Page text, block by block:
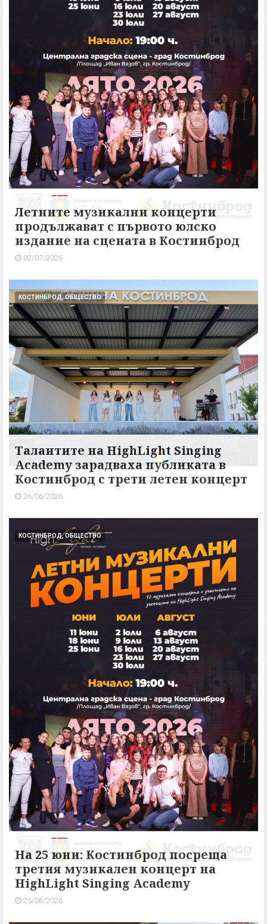
Летните музикални концерти
продължават с първото юлско
издание на сцената в Костинброд
02/07/2026
КОСТИНБРОД, ОБЩЕСТВО
Талантите на HighLight Singing
Academy зарадваха публиката в
Костинброд с трети летен концерт
26/06/2026
КОСТИНБРОД, ОБЩЕСТВО
На 25 юни: Костинброд посреща
третия музикален концерт на
HighLight Singing Academy
25/06/2026